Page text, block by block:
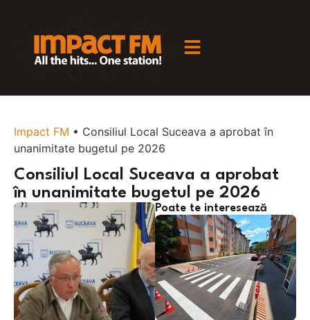
Impact FM • Consiliul Local Suceava a aprobat în
unanimitate bugetul pe 2026
Consiliul Local Suceava a aprobat
în unanimitate bugetul pe 2026
Poate te interesează